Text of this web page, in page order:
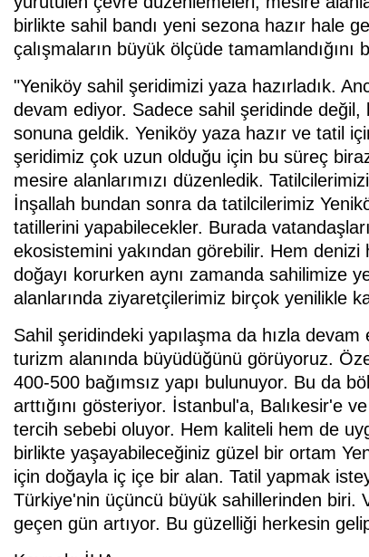
birlikte sahil bandı yeni sezona hazır hale
çalışmaların büyük ölçüde tamamlandığını
"Yeniköy sahil şeridimizi yaza hazırladık.
devam ediyor. Sadece sahil şeridinde değil,
sonuna geldik. Yeniköy yaza hazır ve tatil
şeridimiz çok uzun olduğu için bu süreç
mesire alanlarımızı düzenledik.
İnşallah bundan sonra da tatilcilerimiz
tatillerini yapabilecekler. Burada
ekosistemini yakından görebilir. Hem
doğayı korurken aynı zamanda sahilimize
alanlarında ziyaretçilerimiz birçok yenilikle
Sahil şeridindeki yapılaşma da hızla
turizm alanında büyüdüğünü görüyoruz.
400-500 bağımsız yapı bulunuyor. Bu da
arttığını gösteriyor. İstanbul'a, Balıkesir'e
tercih sebebi oluyor. Hem kaliteli hem de
birlikte yaşayabileceğiniz güzel bir ortam
için doğayla iç içe bir alan. Tatil yapmak
Türkiye'nin üçüncü büyük sahillerinden biri.
geçen gün artıyor. Bu güzelliği herkesin